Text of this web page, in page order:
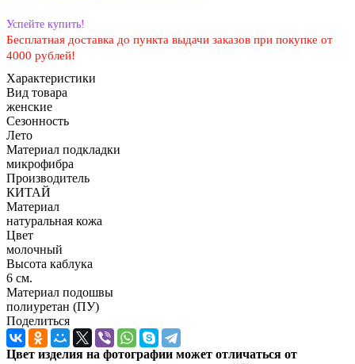
Успейте купить!
Бесплатная доставка до пункта выдачи заказов при покупке от
4000 рублей!
Характеристики
Вид товара
женские
Сезонность
Лето
Материал подкладки
микрофибра
Производитель
КИТАЙ
Материал
натуральная кожа
Цвет
молочный
Высота каблука
6 см.
Материал подошвы
полиуретан (ПУ)
Поделиться
Цвет изделия на фотографии может отличаться от